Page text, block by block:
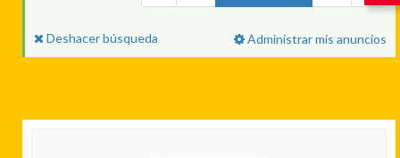
Deshacer búsqueda Administrar mis anuncios